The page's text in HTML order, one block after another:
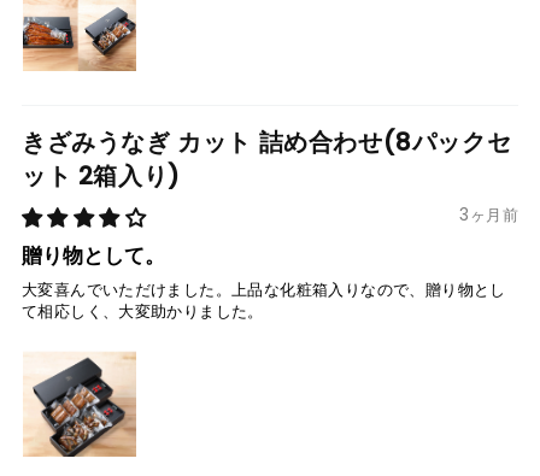
きざみうなぎ カット 詰め合わせ(8パックセ
ット 2箱入り)
3ヶ月前
贈り物として。
大変喜んでいただけました。上品な化粧箱入りなので、贈り物とし
て相応しく、大変助かりました。